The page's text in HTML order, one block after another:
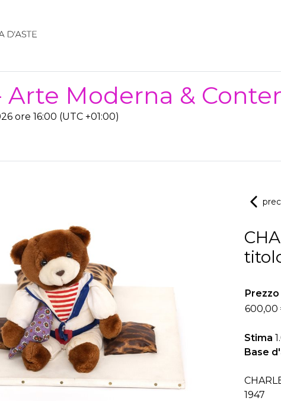
Arte Moderna &
ore 16:00 (UTC +01:00)
600,00
Stima
Base
1947